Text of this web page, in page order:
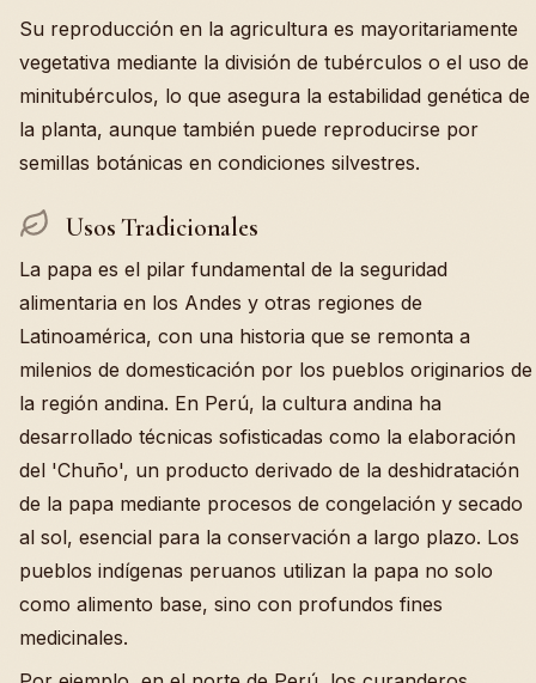
Su reproducción en la agricultura es mayoritariamente
vegetativa mediante la división de tubérculos o el uso de
minitubérculos, lo que asegura la estabilidad genética de
la planta, aunque también puede reproducirse por
semillas botánicas en condiciones silvestres.
Usos Tradicionales
La papa es el pilar fundamental de la seguridad
alimentaria en los Andes y otras regiones de
Latinoamérica, con una historia que se remonta a
milenios de domesticación por los pueblos originarios de
la región andina. En Perú, la cultura andina ha
desarrollado técnicas sofisticadas como la elaboración
del 'Chuño', un producto derivado de la deshidratación
de la papa mediante procesos de congelación y secado
al sol, esencial para la conservación a largo plazo. Los
pueblos indígenas peruanos utilizan la papa no solo
como alimento base, sino con profundos fines
medicinales.